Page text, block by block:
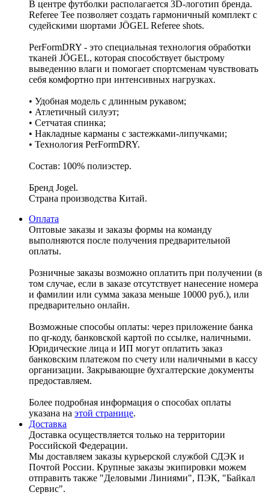
В центре футболки располагается 3D-логотип бренда.
Referee Tee позволяет создать гармоничный комплект с
судейскими шортами JÖGEL Referee shots.
PerFormDRY - это специальная технология обработки
тканей JÖGEL, которая способствует быстрому
выведению влаги и помогает спортсменам чувствовать
себя комфортно при интенсивных нагрузках.
• Удобная модель с длинным рукавом;
• Атлетичный силуэт;
• Сетчатая спинка;
• Накладные карманы с застежками-липучками;
• Технология PerFormDRY.
Состав: 100% полиэстер.
Бренд Jogel.
Страна производства Китай.
Оплата
Оптовые заказы и заказы формы на команду
выполняются после получения предварительной
оплаты.
Розничные заказы возможно оплатить при получении (в
том случае, если в заказе отсутствует нанесение номера
и фамилии или сумма заказа меньше 10000 руб.), или
предварительно онлайн.
Возможные способы оплаты: через приложение банка
по qr-коду, банковской картой по ссылке, наличными.
Юридические лица и ИП могут оплатить заказ
банковским платежом по счету или наличными в кассу
организации. Закрывающие бухгалтерские документы
предоставляем.
Более подробная информация о способах оплаты
указана на этой странице.
Доставка
Доставка осуществляется только на территории
Российской Федерации.
Мы доставляем заказы курьерской службой СДЭК и
Почтой России. Крупные заказы экипировки можем
отправить также "Деловыми Линиями", ПЭК, "Байкал
Сервис".